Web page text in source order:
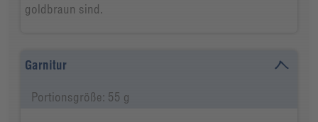
goldbraun sind.
Garnitur
Portionsgröße: 55 g